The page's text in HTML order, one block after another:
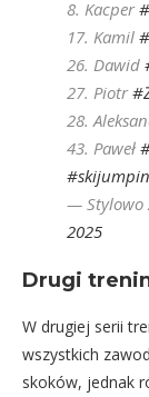
8. Kacper
17. Kamil
26. Dawid
27. Piotr
28.
43. Paweł
— Stylowo
2025
Drugi
W drugiej serii
wszystkich
skoków, jednak